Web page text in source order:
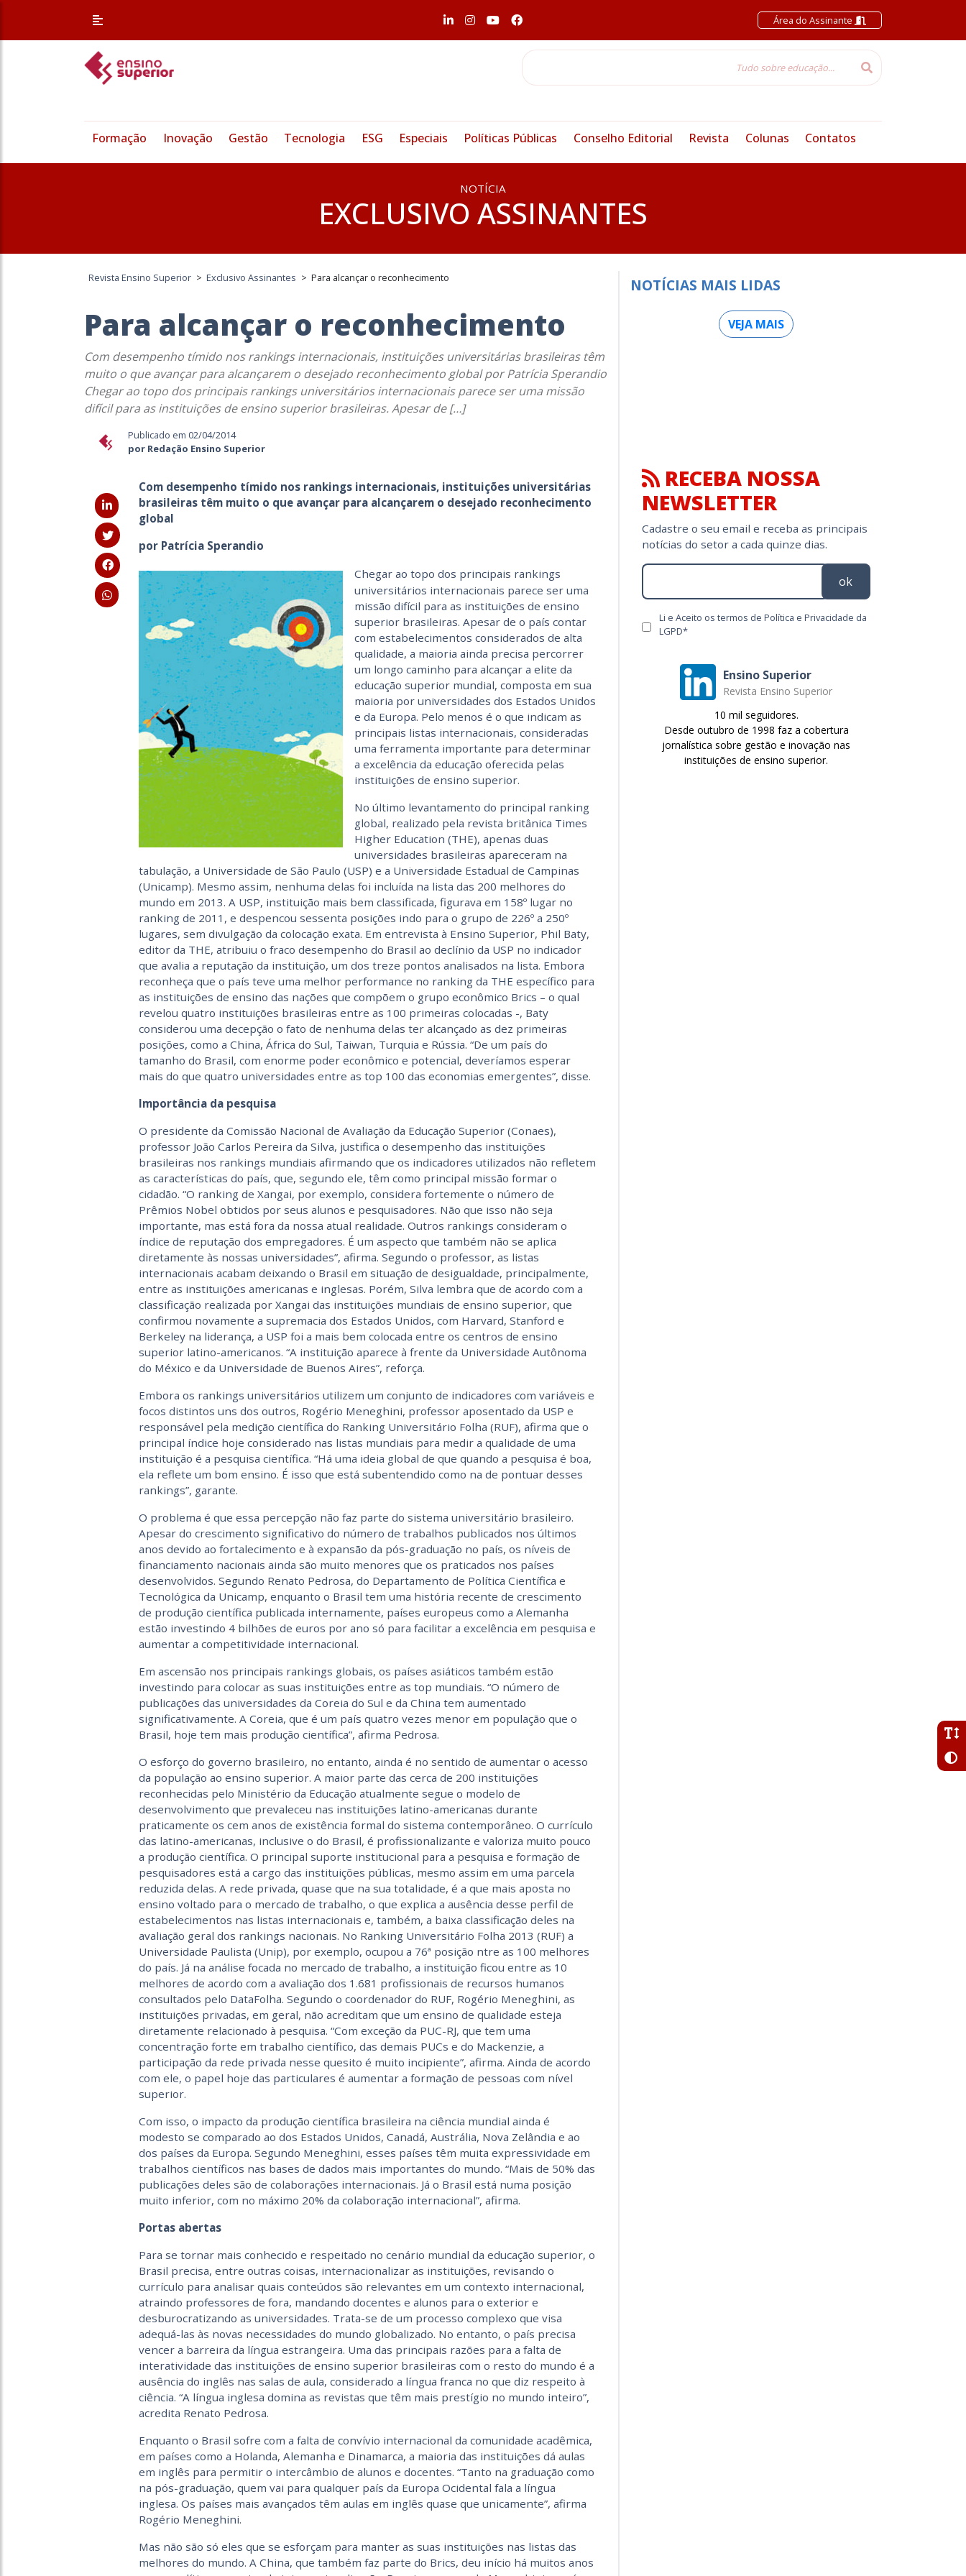
Área do Assinante
Formação Inovação Gestão Tecnologia ESG Especiais Políticas Públicas Conselho Editorial Revista Colunas Contatos
NOTÍCIA
EXCLUSIVO ASSINANTES
Revista Ensino Superior > Exclusivo Assinantes > Para alcançar o reconhecimento
Para alcançar o reconhecimento
Com desempenho tímido nos rankings internacionais, instituições universitárias brasileiras têm
muito o que avançar para alcançarem o desejado reconhecimento global por Patrícia Sperandio
Chegar ao topo dos principais rankings universitários internacionais parece ser uma missão
difícil para as instituições de ensino superior brasileiras. Apesar de […]
Publicado em 02/04/2014
por Redação Ensino Superior
Com desempenho tímido nos rankings internacionais, instituições universitárias
brasileiras têm muito o que avançar para alcançarem o desejado reconhecimento
global
por Patrícia Sperandio
Chegar ao topo dos principais rankings
universitários internacionais parece ser uma
missão difícil para as instituições de ensino
superior brasileiras. Apesar de o país contar
com estabelecimentos considerados de alta
qualidade, a maioria ainda precisa percorrer
um longo caminho para alcançar a elite da
educação superior mundial, composta em sua
maioria por universidades dos Estados Unidos
e da Europa. Pelo menos é o que indicam as
principais listas internacionais, consideradas
uma ferramenta importante para determinar
a excelência da educação oferecida pelas
instituições de ensino superior.
No último levantamento do principal ranking
global, realizado pela revista britânica Times
Higher Education (THE), apenas duas
universidades brasileiras apareceram na
tabulação, a Universidade de São Paulo (USP) e a Universidade Estadual de Campinas
(Unicamp). Mesmo assim, nenhuma delas foi incluída na lista das 200 melhores do
mundo em 2013. A USP, instituição mais bem classificada, figurava em 158º lugar no
ranking de 2011, e despencou sessenta posições indo para o grupo de 226º a 250º
lugares, sem divulgação da colocação exata. Em entrevista à Ensino Superior, Phil Baty,
editor da THE, atribuiu o fraco desempenho do Brasil ao declínio da USP no indicador
que avalia a reputação da instituição, um dos treze pontos analisados na lista. Embora
reconheça que o país teve uma melhor performance no ranking da THE específico para
as instituições de ensino das nações que compõem o grupo econômico Brics – o qual
revelou quatro instituições brasileiras entre as 100 primeiras colocadas -, Baty
considerou uma decepção o fato de nenhuma delas ter alcançado as dez primeiras
posições, como a China, África do Sul, Taiwan, Turquia e Rússia. “De um país do
tamanho do Brasil, com enorme poder econômico e potencial, deveríamos esperar
mais do que quatro universidades entre as top 100 das economias emergentes”, disse.
Importância da pesquisa
O presidente da Comissão Nacional de Avaliação da Educação Superior (Conaes),
professor João Carlos Pereira da Silva, justifica o desempenho das instituições
brasileiras nos rankings mundiais afirmando que os indicadores utilizados não refletem
as características do país, que, segundo ele, têm como principal missão formar o
cidadão. “O ranking de Xangai, por exemplo, considera fortemente o número de
Prêmios Nobel obtidos por seus alunos e pesquisadores. Não que isso não seja
importante, mas está fora da nossa atual realidade. Outros rankings consideram o
índice de reputação dos empregadores. É um aspecto que também não se aplica
diretamente às nossas universidades”, afirma. Segundo o professor, as listas
internacionais acabam deixando o Brasil em situação de desigualdade, principalmente,
entre as instituições americanas e inglesas. Porém, Silva lembra que de acordo com a
classificação realizada por Xangai das instituições mundiais de ensino superior, que
confirmou novamente a supremacia dos Estados Unidos, com Harvard, Stanford e
Berkeley na liderança, a USP foi a mais bem colocada entre os centros de ensino
superior latino-americanos. “A instituição aparece à frente da Universidade Autônoma
do México e da Universidade de Buenos Aires”, reforça.
Embora os rankings universitários utilizem um conjunto de indicadores com variáveis e
focos distintos uns dos outros, Rogério Meneghini, professor aposentado da USP e
responsável pela medição científica do Ranking Universitário Folha (RUF), afirma que o
principal índice hoje considerado nas listas mundiais para medir a qualidade de uma
instituição é a pesquisa científica. “Há uma ideia global de que quando a pesquisa é boa,
ela reflete um bom ensino. É isso que está subentendido como na de pontuar desses
rankings”, garante.
O problema é que essa percepção não faz parte do sistema universitário brasileiro.
Apesar do crescimento significativo do número de trabalhos publicados nos últimos
anos devido ao fortalecimento e à expansão da pós-graduação no país, os níveis de
financiamento nacionais ainda são muito menores que os praticados nos países
desenvolvidos. Segundo Renato Pedrosa, do Departamento de Política Científica e
Tecnológica da Unicamp, enquanto o Brasil tem uma história recente de crescimento
de produção científica publicada internamente, países europeus como a Alemanha
estão investindo 4 bilhões de euros por ano só para facilitar a excelência em pesquisa e
aumentar a competitividade internacional.
Em ascensão nos principais rankings globais, os países asiáticos também estão
investindo para colocar as suas instituições entre as top mundiais. “O número de
publicações das universidades da Coreia do Sul e da China tem aumentado
significativamente. A Coreia, que é um país quatro vezes menor em população que o
Brasil, hoje tem mais produção científica”, afirma Pedrosa.
O esforço do governo brasileiro, no entanto, ainda é no sentido de aumentar o acesso
da população ao ensino superior. A maior parte das cerca de 200 instituições
reconhecidas pelo Ministério da Educação atualmente segue o modelo de
desenvolvimento que prevaleceu nas instituições latino-americanas durante
praticamente os cem anos de existência formal do sistema contemporâneo. O currículo
das latino-americanas, inclusive o do Brasil, é profissionalizante e valoriza muito pouco
a produção científica. O principal suporte institucional para a pesquisa e formação de
pesquisadores está a cargo das instituições públicas, mesmo assim em uma parcela
reduzida delas. A rede privada, quase que na sua totalidade, é a que mais aposta no
ensino voltado para o mercado de trabalho, o que explica a ausência desse perfil de
estabelecimentos nas listas internacionais e, também, a baixa classificação deles na
avaliação geral dos rankings nacionais. No Ranking Universitário Folha 2013 (RUF) a
Universidade Paulista (Unip), por exemplo, ocupou a 76ª posição ntre as 100 melhores
do país. Já na análise focada no mercado de trabalho, a instituição ficou entre as 10
melhores de acordo com a avaliação dos 1.681 profissionais de recursos humanos
consultados pelo DataFolha. Segundo o coordenador do RUF, Rogério Meneghini, as
instituições privadas, em geral, não acreditam que um ensino de qualidade esteja
diretamente relacionado à pesquisa. “Com exceção da PUC-RJ, que tem uma
concentração forte em trabalho científico, das demais PUCs e do Mackenzie, a
participação da rede privada nesse quesito é muito incipiente”, afirma. Ainda de acordo
com ele, o papel hoje das particulares é aumentar a formação de pessoas com nível
superior.
Com isso, o impacto da produção científica brasileira na ciência mundial ainda é
modesto se comparado ao dos Estados Unidos, Canadá, Austrália, Nova Zelândia e ao
dos países da Europa. Segundo Meneghini, esses países têm muita expressividade em
trabalhos científicos nas bases de dados mais importantes do mundo. “Mais de 50% das
publicações deles são de colaborações internacionais. Já o Brasil está numa posição
muito inferior, com no máximo 20% da colaboração internacional”, afirma.
Portas abertas
Para se tornar mais conhecido e respeitado no cenário mundial da educação superior, o
Brasil precisa, entre outras coisas, internacionalizar as instituições, revisando o
currículo para analisar quais conteúdos são relevantes em um contexto internacional,
atraindo professores de fora, mandando docentes e alunos para o exterior e
desburocratizando as universidades. Trata-se de um processo complexo que visa
adequá-las às novas necessidades do mundo globalizado. No entanto, o país precisa
vencer a barreira da língua estrangeira. Uma das principais razões para a falta de
interatividade das instituições de ensino superior brasileiras com o resto do mundo é a
ausência do inglês nas salas de aula, considerado a língua franca no que diz respeito à
ciência. “A língua inglesa domina as revistas que têm mais prestígio no mundo inteiro”,
acredita Renato Pedrosa.
Enquanto o Brasil sofre com a falta de convívio internacional da comunidade acadêmica,
em países como a Holanda, Alemanha e Dinamarca, a maioria das instituições dá aulas
em inglês para permitir o intercâmbio de alunos e docentes. “Tanto na graduação como
na pós-graduação, quem vai para qualquer país da Europa Ocidental fala a língua
inglesa. Os países mais avançados têm aulas em inglês quase que unicamente”, afirma
Rogério Meneghini.
Mas não são só eles que se esforçam para manter as suas instituições nas listas das
melhores do mundo. A China, que também faz parte do Brics, deu início há muitos anos
NOTÍCIAS MAIS LIDAS
VEJA MAIS
RECEBA NOSSA
NEWSLETTER
Cadastre o seu email e receba as principais
notícias do setor a cada quinze dias.
ok
Li e Aceito os termos de Política e Privacidade da
LGPD*
Ensino Superior
Revista Ensino Superior
10 mil seguidores.
Desde outubro de 1998 faz a cobertura
jornalística sobre gestão e inovação nas
instituições de ensino superior.